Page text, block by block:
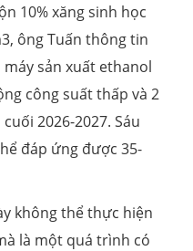
10% xăng sinh học
ông Tuấn thông tin
sản xuất ethanol
công suất thấp và 2
2026-2027. Sáu
đáp ứng được 35-
không thể thực hiện
là một quá trình có